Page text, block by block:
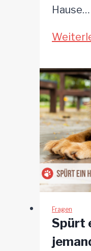
Hause…
Fragen
Spürt